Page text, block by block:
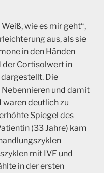
wie es mir geht“,
aus, als sie
in den Händen
der Cortisolwert in
Die
und damit
deutlich zu
Spiegel des
(33 Jahre) kam
mit IVF und
in der ersten